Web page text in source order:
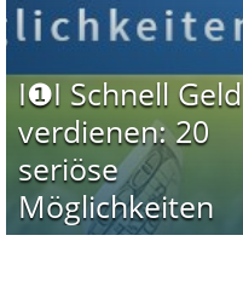
I❶I Schnell Geld
verdienen: 20
seriöse
Möglichkeiten